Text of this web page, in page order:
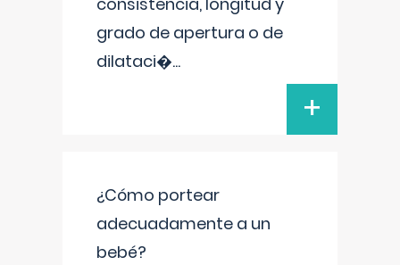
grado de apertura o de
dilataci�...
+
¿Cómo portear
adecuadamente a un
bebé?